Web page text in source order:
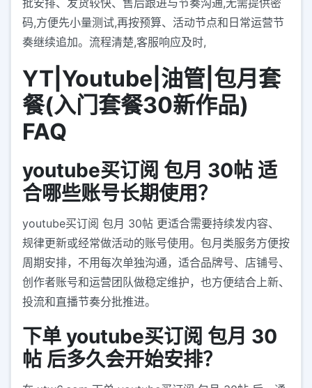
批安排、发货较快、售后跟进与节奏沟通,无需提供密
码,方便先小量测试,再按预算、活动节点和日常运营节
奏继续追加。流程清楚,客服响应及时,
YT|Youtube|油管|包月套
餐(入门套餐30新作品)
FAQ
youtube买订阅 包月 30帖 适
合哪些账号长期使用？
youtube买订阅 包月 30帖 更适合需要持续发内容、
规律更新或经常做活动的账号使用。包月类服务方便按
周期安排，不用每次单独沟通，适合品牌号、店铺号、
创作者账号和运营团队做稳定维护，也方便结合上新、
投流和直播节奏分批推进。
下单 youtube买订阅 包月 30
帖 后多久会开始安排？